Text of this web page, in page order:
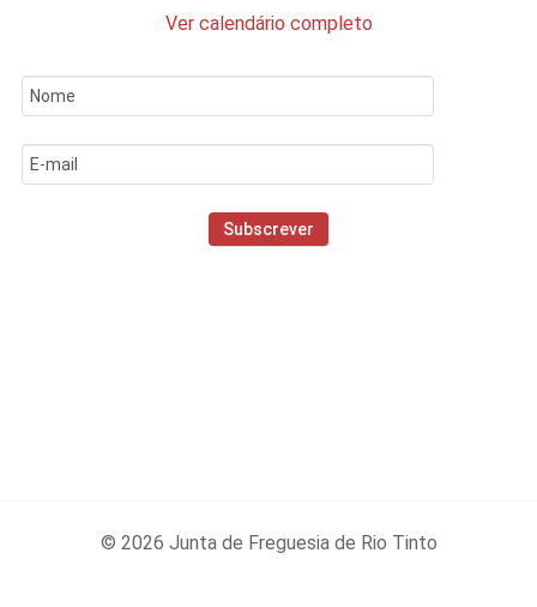
Ver calendário completo
© 2026 Junta de Freguesia de Rio Tinto